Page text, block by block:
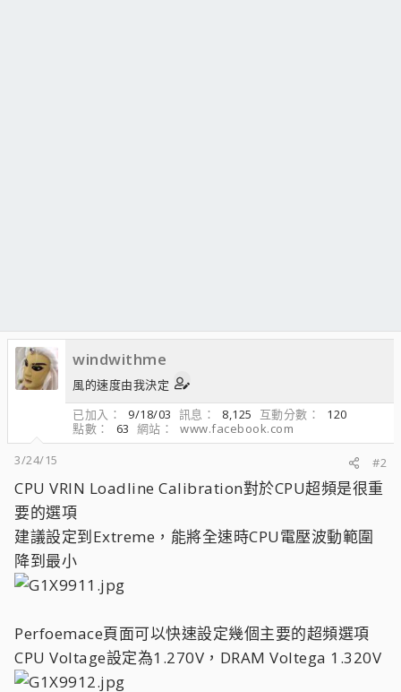
windwithme
風的速度由我決定
已加入
9/18/03 訊息 8,125 互動分數
120
點數
63 網站
www.facebook.com
3/24/15
#2
CPU VRIN Loadline Calibration對於CPU超頻是很重
要的選項
建議設定到Extreme，能將全速時CPU電壓波動範圍
降到最小
Perfoemace頁面可以快速設定幾個主要的超頻選項
CPU Voltage設定為1.270V，DRAM Voltega 1.320V